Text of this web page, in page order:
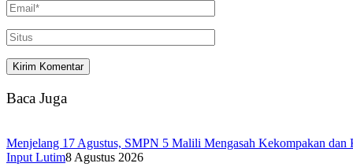
Baca Juga
Menjelang 17 Agustus, SMPN 5 Malili Mengasah Kekompakan dan
Input Lutim8 Agustus 2026